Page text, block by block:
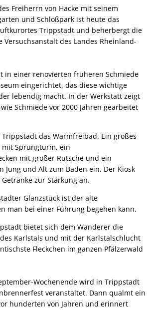
Freiherrn von Hacke mit seinem
und Schloßpark ist heute das
Trippstadt und beherbergt die
Versuchsanstalt des Landes Rheinland-
in einer renovierten früheren Schmiede
eingerichtet, das diese wichtige
lebendig macht. In der Werkstatt zeigt
Schmiede vor 2000 Jahren gearbeitet
das Warmfreibad. Ein großes
mit Sprungturm, ein
mit großer Rutsche und ein
Jung und Alt zum Baden ein. Der Kiosk
zur Stärkung an.
Glanzstück ist der alte
man bei einer Führung begehen kann.
bietet sich dem Wanderer die
Karlstals und mit der Karlstalschlucht
Fleckchen im ganzen Pfälzerwald
Wochenende wird in Trippstadt
veranstaltet. Dann qualmt ein
hunderten von Jahren und erinnert